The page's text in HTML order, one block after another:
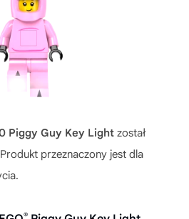
Piggy Guy Key Light został
przeznaczony jest dla
®